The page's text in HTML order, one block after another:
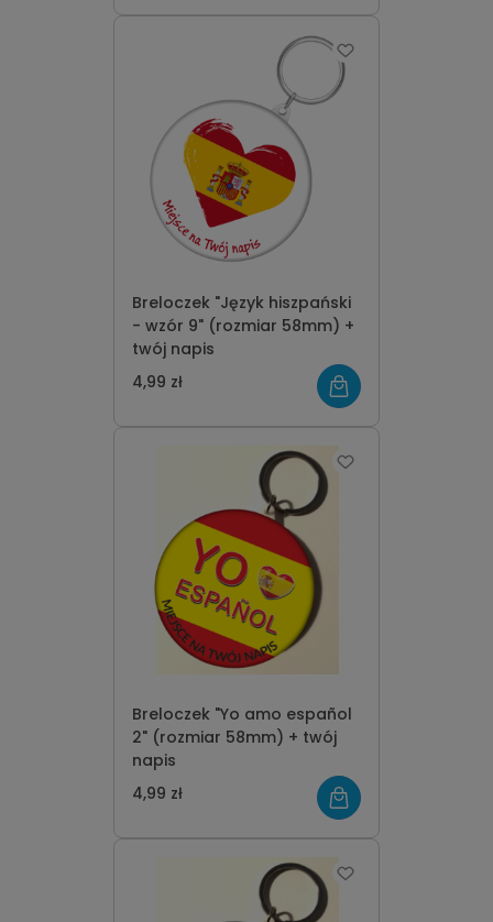
Breloczek "Język hiszpański
- wzór 9" (rozmiar 58mm) +
twój napis
4,99 zł
Breloczek "Yo amo español
2" (rozmiar 58mm) + twój
napis
4,99 zł